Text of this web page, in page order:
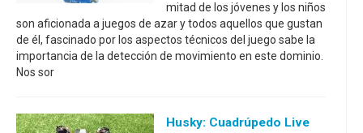
mitad de los jóvenes y los niños
son aficionada a juegos de azar y todos aquellos que gustan
de él, fascinado por los aspectos técnicos del juego sabe la
importancia de la detección de movimiento en este dominio.
Nos sor
Husky: Cuadrúpedo Live